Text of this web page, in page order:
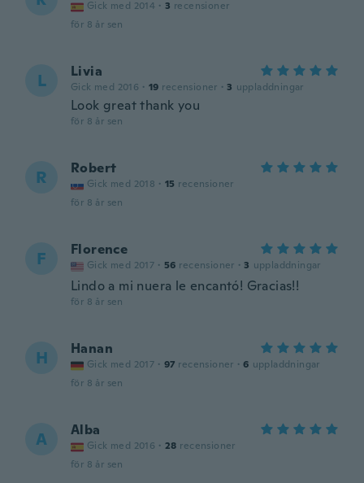
Gick med 2014 · 3 recensioner
för 8 år sen
L Livia
Gick med 2016 · 19 recensioner · 3 uppladdningar
Look great thank you
för 8 år sen
R Robert
Gick med 2018 · 15 recensioner
för 8 år sen
F Florence
Gick med 2017 · 56 recensioner · 3 uppladdningar
Lindo a mi nuera le encantó! Gracias!!
för 8 år sen
H Hanan
Gick med 2017 · 97 recensioner · 6 uppladdningar
för 8 år sen
A Alba
Gick med 2016 · 28 recensioner
för 8 år sen